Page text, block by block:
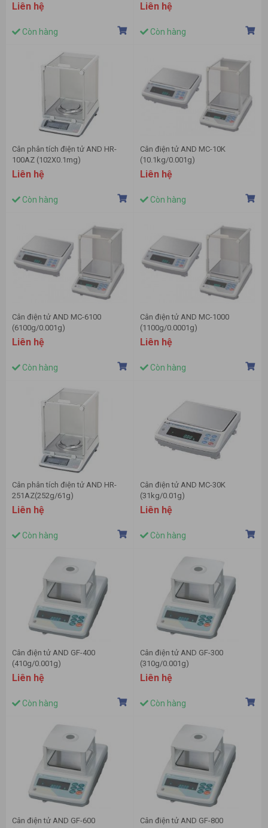
Liên hệ
Còn hàng
Liên hệ
Còn hàng
Cân phân tích điện tử AND HR-
100AZ (102X0.1mg)
Liên hệ
Còn hàng
Cân điện tử AND MC-10K
(10.1kg/0.001g)
Liên hệ
Còn hàng
Cân điện tử AND MC-6100
(6100g/0.001g)
Liên hệ
Còn hàng
Cân điện tử AND MC-1000
(1100g/0.0001g)
Liên hệ
Còn hàng
Cân phân tích điện tử AND HR-
251AZ(252g/61g)
Liên hệ
Còn hàng
Cân điện tử AND MC-30K
(31kg/0.01g)
Liên hệ
Còn hàng
Cân điện tử AND GF-400
(410g/0.001g)
Liên hệ
Còn hàng
Cân điện tử AND GF-300
(310g/0.001g)
Liên hệ
Còn hàng
Cân điện tử AND GF-600
Cân điện tử AND GF-800